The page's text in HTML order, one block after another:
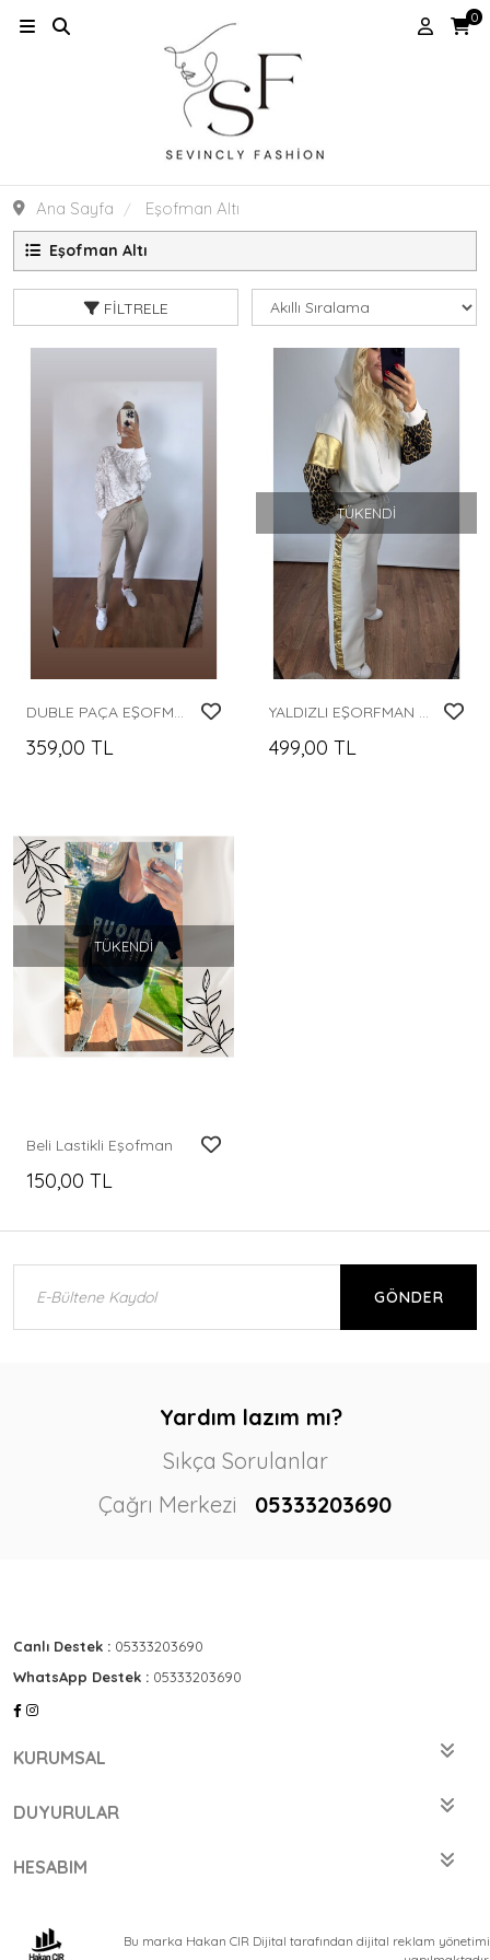
0
Ana Sayfa Eşofman Altı
Eşofman Altı
FILTRELE
DUBLE PAÇA EŞOFMAN ALTI
359,00 TL
TÜKENDI
YALDIZLI EŞORFMAN ALTI
499,00 TL
TÜKENDI
Beli Lastikli Eşofman
150,00 TL
GÖNDER
Yardım lazım mı?
Sıkça Sorulanlar
Çağrı Merkezi
05333203690
Canlı Destek : 05333203690
WhatsApp Destek : 05333203690
KURUMSAL
DUYURULAR
HESABIM
Bu marka Hakan CIR Dijital tarafından dijital reklam yönetimi